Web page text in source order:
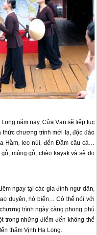
năm nay, Cửa Vạn sẽ tiếp tục
thức chương trình mới lạ, độc đáo
Hầm, leo núi, đến Đầm câu cá…
mủng gỗ, chèo kayak và sẽ do
ngay tại các gia đình ngư dân,
duyên, hò biển… Có thể nói với
trình ngày càng phong phú
trong những điểm đến không thể
thăm Vịnh Hạ Long.